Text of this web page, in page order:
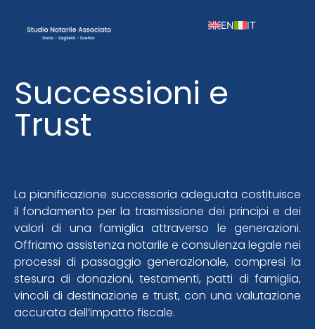
EN IT
Successioni e
Trust
La pianificazione successoria adeguata costituisce
il fondamento per la trasmissione dei principi e dei
valori di una famiglia attraverso le generazioni.
Offriamo assistenza notarile e consulenza legale nei
processi di passaggio generazionale, compresi la
stesura di donazioni, testamenti, patti di famiglia,
vincoli di destinazione e trust, con una valutazione
accurata dell’impatto fiscale.